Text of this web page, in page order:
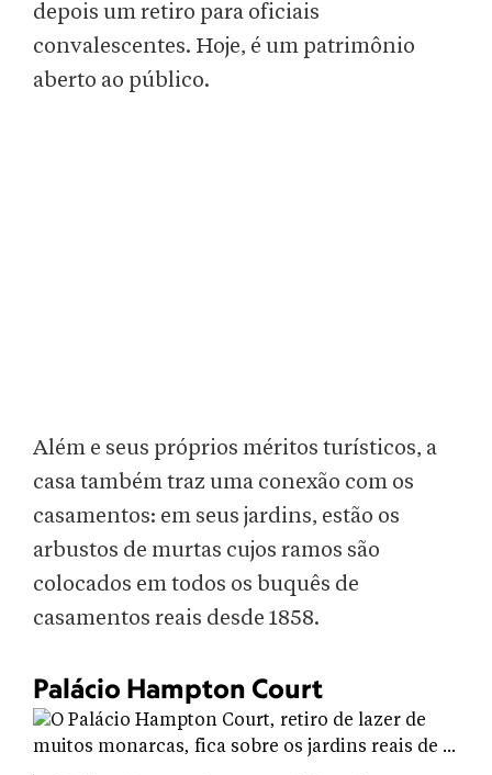
depois um retiro para oficiais
convalescentes. Hoje, é um patrimônio
aberto ao público.
Além e seus próprios méritos turísticos, a
casa também traz uma conexão com os
casamentos: em seus jardins, estão os
arbustos de murtas cujos ramos são
colocados em todos os buquês de
casamentos reais desde 1858.
Palácio Hampton Court